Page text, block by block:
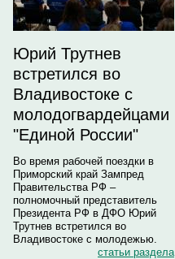
Юрий Трутнев
встретился во
Владивостоке с
молодогвардейцами
"Единой России"
Во время рабочей поездки в
Приморский край Зампред
Правительства РФ –
полномочный представитель
Президента РФ в ДФО Юрий
Трутнев встретился во
Владивостоке с молодежью.
статьи раздела